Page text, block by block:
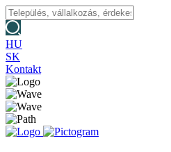
HU
SK
Kontakt